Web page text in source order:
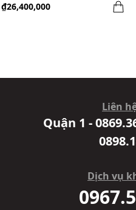
₫26,400,000
Liên
Quận 1 -
Dịch vụ